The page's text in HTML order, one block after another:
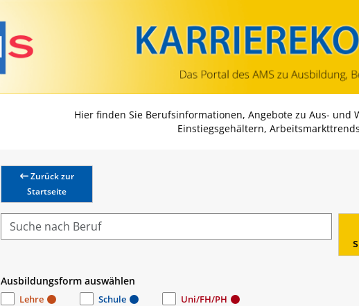
Zum
Zum
Zur
Zur
Hier finden Sie Berufsinformationen, Angebote zu Aus-
Einstiegsgehältern,
Zurück zur
Startseite
Ausbildungsform auswählen
Lehre Schule
Uni/FH/PH